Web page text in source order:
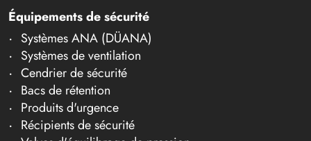
Équipements de sécurité
Systèmes ANA (DÜANA)
Systèmes de ventilation
Cendrier de sécurité
Bacs de rétention
Produits d'urgence
Récipients de sécurité